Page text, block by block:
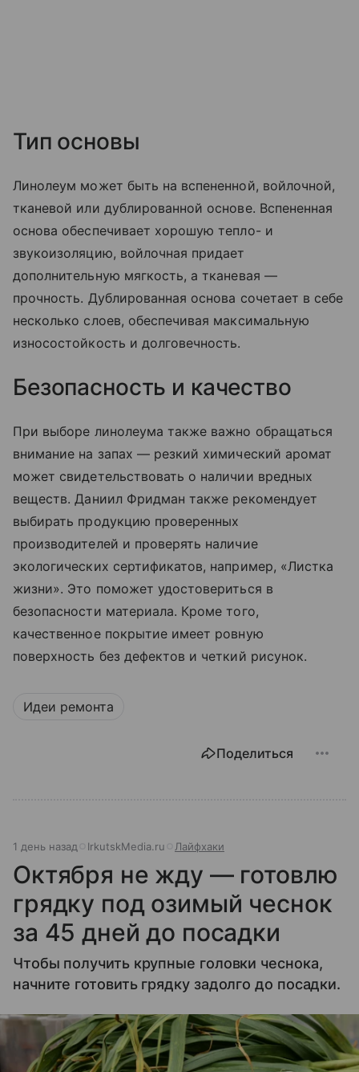
Тип основы
Линолеум может быть на вспененной, войлочной,
тканевой или дублированной основе. Вспененная
основа обеспечивает хорошую тепло- и
звукоизоляцию, войлочная придает
дополнительную мягкость, а тканевая —
прочность. Дублированная основа сочетает в себе
несколько слоев, обеспечивая максимальную
износостойкость и долговечность.
Безопасность и качество
При выборе линолеума также важно обращаться
внимание на запах — резкий химический аромат
может свидетельствовать о наличии вредных
веществ. Даниил Фридман также рекомендует
выбирать продукцию проверенных
производителей и проверять наличие
экологических сертификатов, например, «Листка
жизни». Это поможет удостовериться в
безопасности материала. Кроме того,
качественное покрытие имеет ровную
поверхность без дефектов и четкий рисунок.
Идеи ремонта
Поделиться
1 день назад IrkutskMedia.ru Лайфхаки
Октября не жду — готовлю
грядку под озимый чеснок
за 45 дней до посадки
Чтобы получить крупные головки чеснока,
начните готовить грядку задолго до посадки.